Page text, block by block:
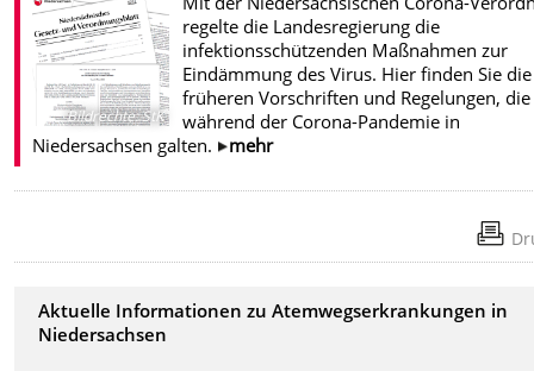
Bildrechte:StK
regelte die Landesregierung die
infektionsschützenden Maßnahmen zur
Eindämmung des Virus. Hier finden Sie die
früheren Vorschriften und Regelungen, die
während der Corona-Pandemie in
Niedersachsen galten.
mehr
Aktuelle Informationen zu Atemwegserkrankungen in
Niedersachsen